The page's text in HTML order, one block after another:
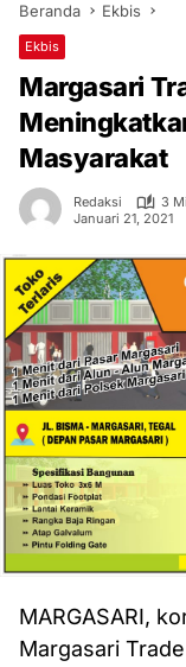
Beranda Ekbis
Ekbis
Margasari
Masyarakat
Redaksi
3
Januari 21, 2021
MARGASARI,
Margasari